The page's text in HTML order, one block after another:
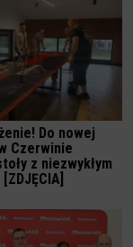
Do nowej
Czerwinie
z niezwykłym